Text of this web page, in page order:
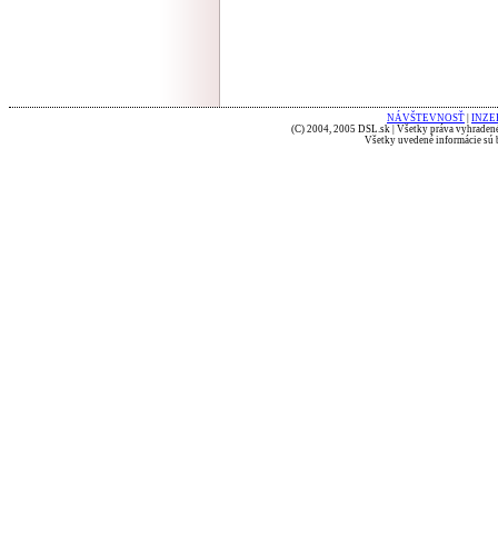
NÁVŠTEVNOSŤ
(C) 2004, 2005 DSL.sk | Všetky práva
Všetky uvedené informácie sú